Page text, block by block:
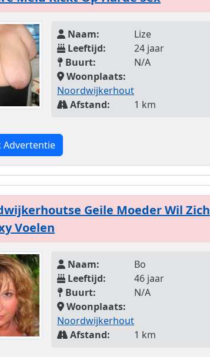
Naam:
Lize
Leeftijd:
24 jaar
Buurt:
N/A
Woonplaats:
Noordwijkerhout
Afstand:
1 km
Advertentie
Geile Moeder Wil Zich
Voelen
Naam:
Bo
Leeftijd:
46 jaar
Buurt:
N/A
Woonplaats:
Noordwijkerhout
Afstand:
1 km